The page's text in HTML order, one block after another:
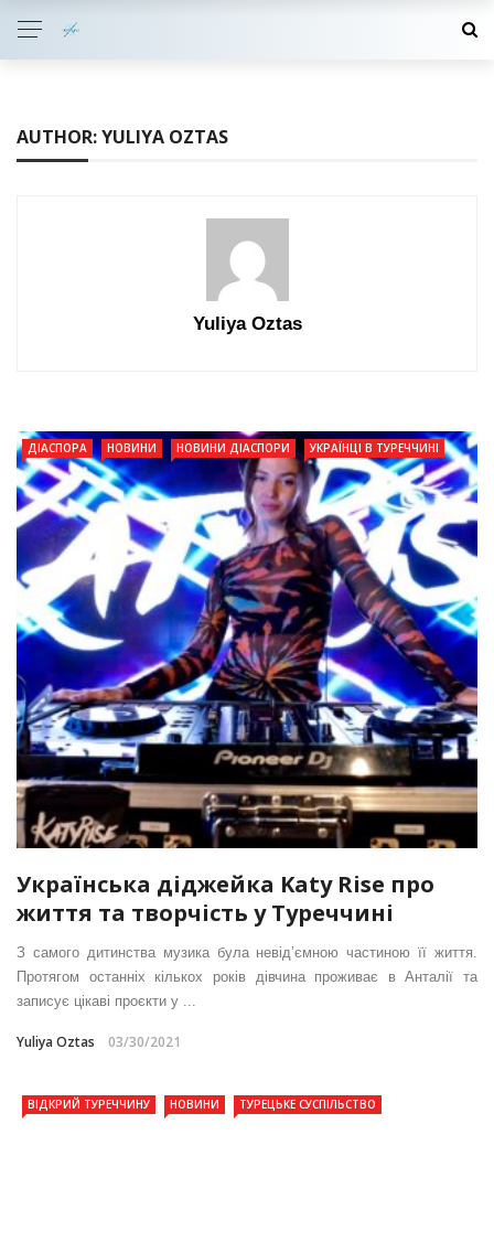
AUTHOR: YULIYA OZTAS
Yuliya Oztas
ДІАСПОРА НОВИНИ НОВИНИ ДІАСПОРИ УКРАЇНЦІ В ТУРЕЧЧИНІ
Українська діджейка Katy Rise про
життя та творчість у Туреччині
З самого дитинства музика була невід’ємною частиною її життя.
Протягом останніх кількох років дівчина проживає в Анталії та
записує цікаві проєкти у ...
Yuliya Oztas 03/30/2021
ВІДКРИЙ ТУРЕЧЧИНУ НОВИНИ ТУРЕЦЬКЕ СУСПІЛЬСТВО